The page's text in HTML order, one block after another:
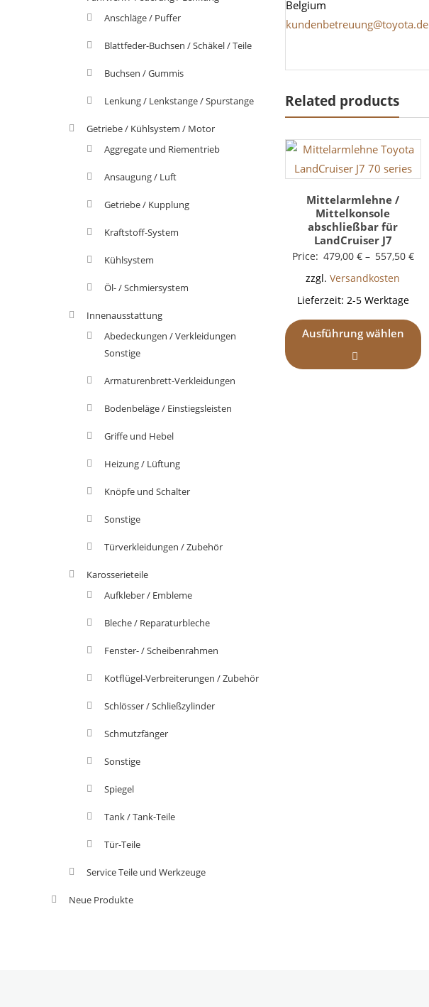
Belgium
kundenbetreuung@toyota.de
Related products
Mittelarmlehne /
Mittelkonsole
abschließbar für
LandCruiser J7
Price: 479,00 €– 557,50 €
zzgl.Versandkosten
Lieferzeit: 2-5 Werktage
Ausführung wählen
Anschläge / Puffer
Blattfeder-Buchsen / Schäkel / Teile
Buchsen / Gummis
Lenkung / Lenkstange / Spurstange
Getriebe / Kühlsystem / Motor
Aggregate und Riementrieb
Ansaugung / Luft
Getriebe / Kupplung
Kraftstoff-System
Kühlsystem
Öl- / Schmiersystem
Innenausstattung
Abedeckungen / Verkleidungen
Sonstige
Armaturenbrett-Verkleidungen
Bodenbeläge / Einstiegsleisten
Griffe und Hebel
Heizung / Lüftung
Knöpfe und Schalter
Sonstige
Türverkleidungen / Zubehör
Karosserieteile
Aufkleber / Embleme
Bleche / Reparaturbleche
Fenster- / Scheibenrahmen
Kotflügel-Verbreiterungen / Zubehör
Schlösser / Schließzylinder
Schmutzfänger
Sonstige
Spiegel
Tank / Tank-Teile
Tür-Teile
Service Teile und Werkzeuge
Neue Produkte